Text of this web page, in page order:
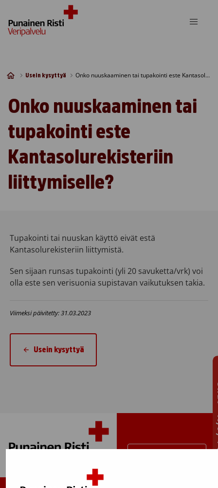
Usein kysyttyä Onko nuuskaaminen tai tupakointi este Kantasolurekisteriin liittymiselle?
Onko nuuskaaminen tai
tupakointi este
Kantasolurekisteriin
liittymiselle?
Tupakointi tai nuuskan käyttö eivät estä
Kantasolurekisteriin liittymistä.
Sen sijaan runsas tupakointi (yli 20 savuketta/vrk) voi
olla este sen verisuonia supistavan vaikutuksen takia.
Viimeksi päivitetty: 31.03.2023
Usein kysyttyä